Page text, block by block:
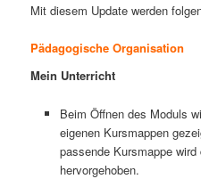
Mit diesem Update werden
Pädagogische Organisation
Mein Unterricht
Beim Öffnen des Moduls
eigenen Kursmappen
passende Kursmappe wird
hervorgehoben.